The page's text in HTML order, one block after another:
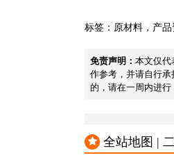
标签： 原材料 ， 产
免责声明： 本文仅代
作参考，并请自行
的，请在一周内进行
全站地图 |